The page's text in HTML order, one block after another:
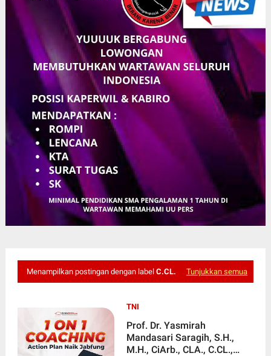
Menampilkan postingan dengan label C.CL. Tunjukkan semua
TNI
Prof. Dr. Yasmirah
Mandasari Saragih, S.H.,
M.H., CiArb., CLA., C.CL.,